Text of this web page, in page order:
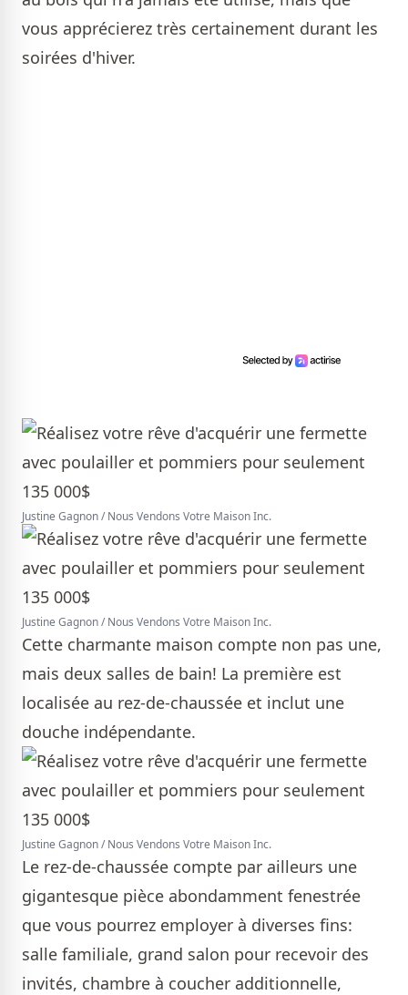
vous apprécierez très certainement durant les
soirées d'hiver.
Justine Gagnon / Nous Vendons Votre Maison Inc.
Justine Gagnon / Nous Vendons Votre Maison Inc.
Cette charmante maison compte non pas une,
mais deux salles de bain! La première est
localisée au rez-de-chaussée et inclut une
douche indépendante.
Justine Gagnon / Nous Vendons Votre Maison Inc.
Le rez-de-chaussée compte par ailleurs une
gigantesque pièce abondamment fenestrée
que vous pourrez employer à diverses fins:
salle familiale, grand salon pour recevoir des
invités, chambre à coucher additionnelle,